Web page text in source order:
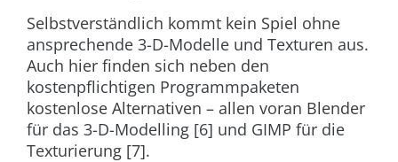
Selbstverständlich kommt kein Spiel ohne
ansprechende 3-D-Modelle und Texturen aus.
Auch hier finden sich neben den
kostenpflichtigen Programmpaketen
kostenlose Alternativen – allen voran Blender
für das 3-D-Modelling [6] und GIMP für die
Texturierung [7].